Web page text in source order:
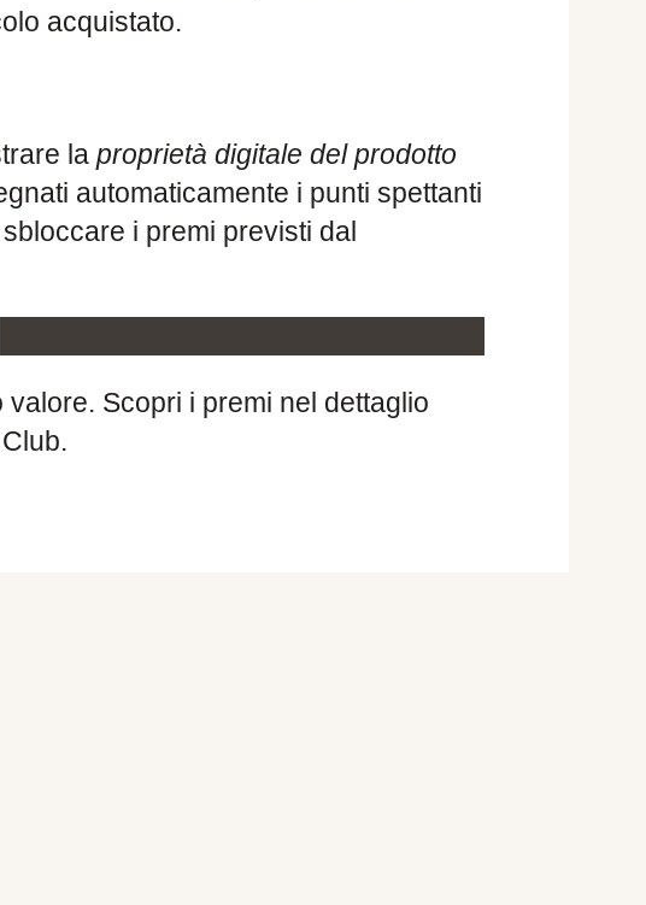
acquistato.
la proprietà digitale del prodotto
automaticamente i punti spettanti
i premi previsti dal
Scopri i premi nel dettaglio